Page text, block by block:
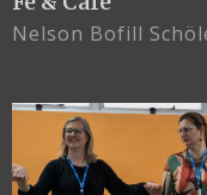
Nelson Bofill